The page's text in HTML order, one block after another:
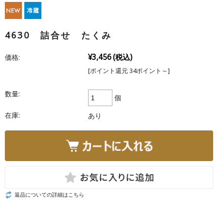
4630 詰合せ たくみ
価格: ¥3,456(税込)
[ポイント還元 34ポイント～]
数量:
個
在庫:
あり
返品についての詳細はこちら